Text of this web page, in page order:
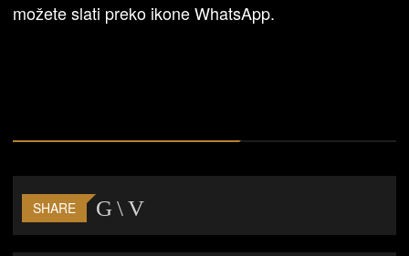
možete slati preko ikone WhatsApp.
SHARE